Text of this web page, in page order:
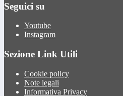
Seguici su
Youtube
Instagram
Sezione Link Utili
Cookie policy
Note legali
Informativa Privacy